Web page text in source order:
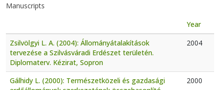
Manuscripts
Year
Zsilvölgyi L. A. (2004): Állományátalakítások
tervezése a Szilvásváradi Erdészet területén.
Diplomaterv. Kézirat, Sopron
2004
Gálhidy L. (2000): Természetközeli és gazdasági
2000